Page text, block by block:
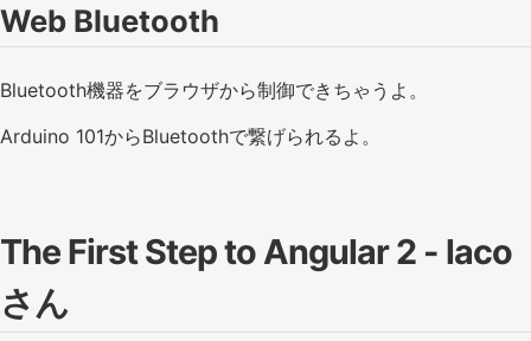
Web Bluetooth
Bluetooth機器をブラウザから制御できちゃうよ。
Arduino 101からBluetoothで繋げられるよ。
The First Step to Angular 2 - laco
さん